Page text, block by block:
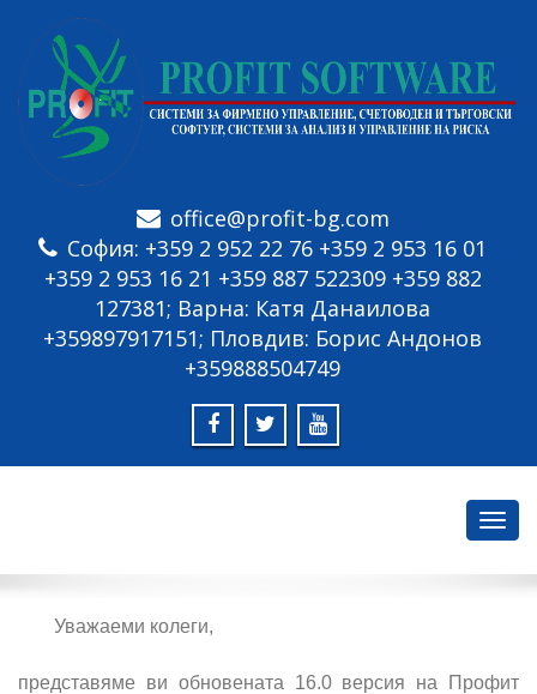
office@profit-bg.com
София: +359 2 952 22 76 +359 2 953 16 01
+359 2 953 16 21 +359 887 522309 +359 882
127381; Варна: Катя Данаилова
+359897917151; Пловдив: Борис Андонов
+359888504749
Уважаеми колеги,
представяме ви обновената 16.0 версия на Профит